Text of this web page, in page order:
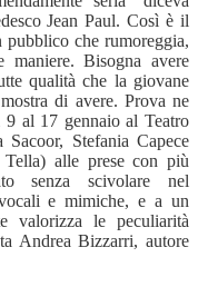
Jean Paul. Così è il
pubblico che rumoreggia,
maniere. Bisogna avere
qualità che la giovane
di avere. Prova ne
9 al 17 gennaio al Teatro
Stefania Capece
alle prese con più
senza scivolare nel
e mimiche, e a un
valorizza le peculiarità
Andrea Bizzarri, autore